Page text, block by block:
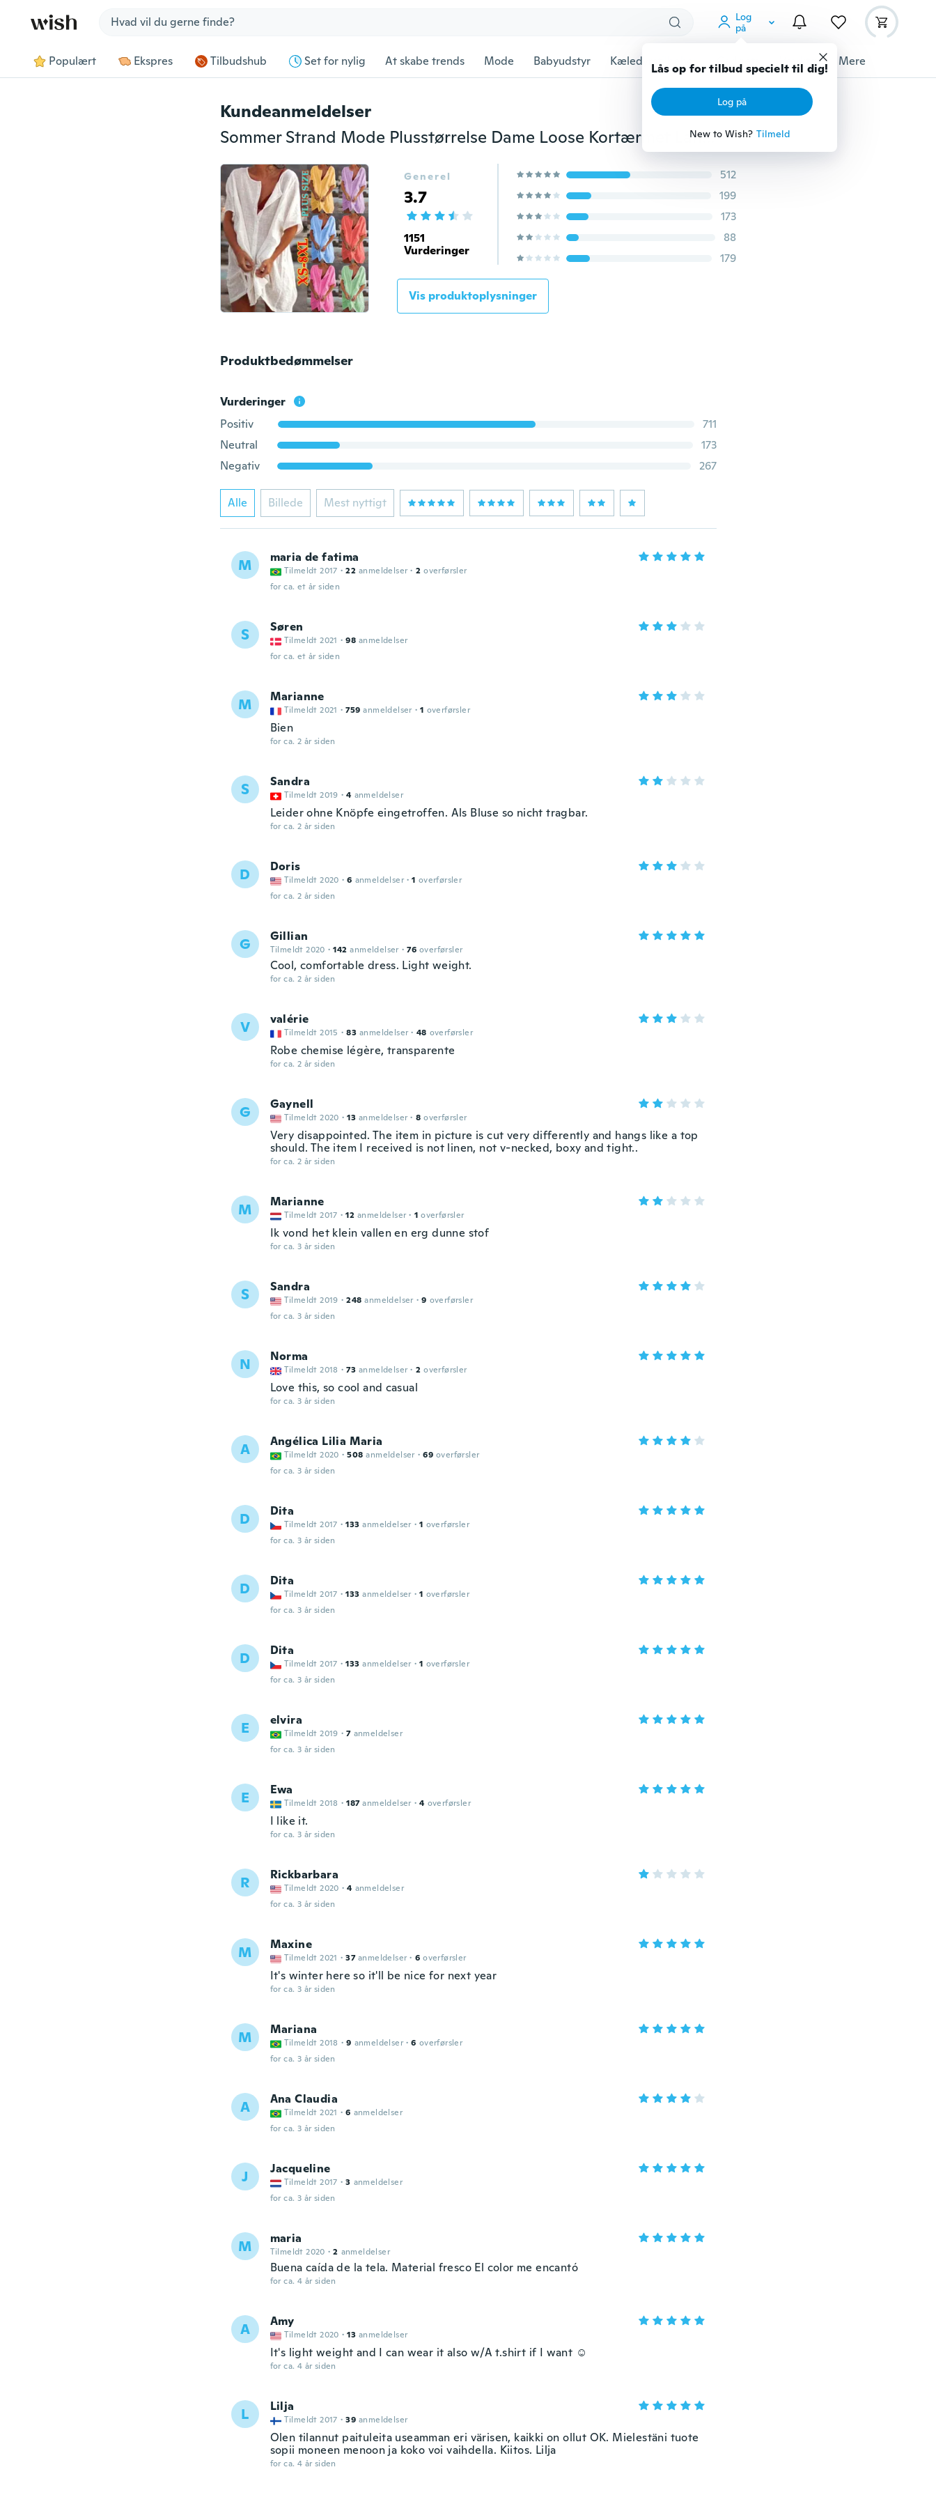
Log
på
Lås op for tilbud specielt til dig!
Log på
New to Wish? Tilmeld
Populært Ekspres Tilbudshub Set for nylig At skabe trends Mode Babyudstyr Kæledyrstilbehør Gadgets Værktøj Mere
Kundeanmeldelser
Sommer Strand Mode Plusstørrelse Dame Loose Kortærmet Lange bluser Plus størrelse Dyb V-hals Festkjole Damer Afslappet Ensfarvet Strandbeklædning Badedragt Cover-up Kort linnekjole
Generel
3.7
1151
Vurderinger
512
199
173
88
179
Vis produktoplysninger
Produktbedømmelser
Vurderinger
Positiv
711
Neutral
173
Negativ
267
Alle Billede Mest nyttigt
M maria de fatima
Tilmeldt 2017 · 22 anmeldelser · 2 overførsler
for ca. et år siden
S Søren
Tilmeldt 2021 · 98 anmeldelser
for ca. et år siden
M Marianne
Tilmeldt 2021 · 759 anmeldelser · 1 overførsler
Bien
for ca. 2 år siden
S Sandra
Tilmeldt 2019 · 4 anmeldelser
Leider ohne Knöpfe eingetroffen. Als Bluse so nicht tragbar.
for ca. 2 år siden
D Doris
Tilmeldt 2020 · 6 anmeldelser · 1 overførsler
for ca. 2 år siden
G Gillian
Tilmeldt 2020 · 142 anmeldelser · 76 overførsler
Cool, comfortable dress. Light weight.
for ca. 2 år siden
V valérie
Tilmeldt 2015 · 83 anmeldelser · 48 overførsler
Robe chemise légère, transparente
for ca. 2 år siden
G Gaynell
Tilmeldt 2020 · 13 anmeldelser · 8 overførsler
Very disappointed. The item in picture is cut very differently and hangs like a top
should. The item I received is not linen, not v-necked, boxy and tight..
for ca. 2 år siden
M Marianne
Tilmeldt 2017 · 12 anmeldelser · 1 overførsler
Ik vond het klein vallen en erg dunne stof
for ca. 3 år siden
S Sandra
Tilmeldt 2019 · 248 anmeldelser · 9 overførsler
for ca. 3 år siden
N Norma
Tilmeldt 2018 · 73 anmeldelser · 2 overførsler
Love this, so cool and casual
for ca. 3 år siden
A Angélica Lilia Maria
Tilmeldt 2020 · 508 anmeldelser · 69 overførsler
for ca. 3 år siden
D Dita
Tilmeldt 2017 · 133 anmeldelser · 1 overførsler
for ca. 3 år siden
D Dita
Tilmeldt 2017 · 133 anmeldelser · 1 overførsler
for ca. 3 år siden
D Dita
Tilmeldt 2017 · 133 anmeldelser · 1 overførsler
for ca. 3 år siden
E elvira
Tilmeldt 2019 · 7 anmeldelser
for ca. 3 år siden
E Ewa
Tilmeldt 2018 · 187 anmeldelser · 4 overførsler
I like it.
for ca. 3 år siden
R Rickbarbara
Tilmeldt 2020 · 4 anmeldelser
for ca. 3 år siden
M Maxine
Tilmeldt 2021 · 37 anmeldelser · 6 overførsler
It's winter here so it'll be nice for next year
for ca. 3 år siden
M Mariana
Tilmeldt 2018 · 9 anmeldelser · 6 overførsler
for ca. 3 år siden
A Ana Claudia
Tilmeldt 2021 · 6 anmeldelser
for ca. 3 år siden
J Jacqueline
Tilmeldt 2017 · 3 anmeldelser
for ca. 3 år siden
M maria
Tilmeldt 2020 · 2 anmeldelser
Buena caída de la tela. Material fresco El color me encantó
for ca. 4 år siden
A Amy
Tilmeldt 2020 · 13 anmeldelser
It's light weight and I can wear it also w/A t.shirt if I want ☺️
for ca. 4 år siden
L Lilja
Tilmeldt 2017 · 39 anmeldelser
Olen tilannut paituleita useamman eri värisen, kaikki on ollut OK. Mielestäni tuote
sopii moneen menoon ja koko voi vaihdella. Kiitos. Lilja
for ca. 4 år siden